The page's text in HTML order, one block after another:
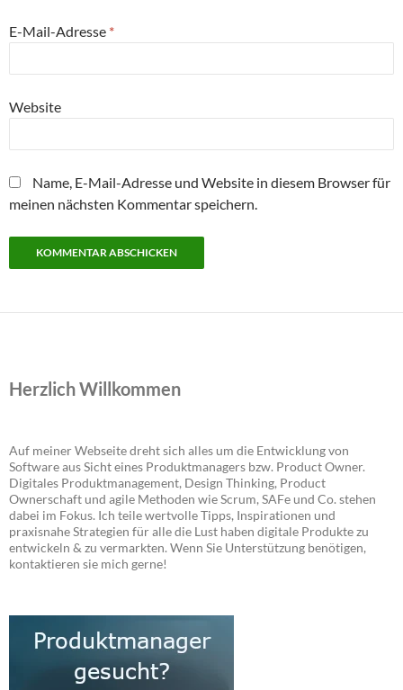
E-Mail-Adresse *
Website
Name, E-Mail-Adresse und Website in diesem Browser für
meinen nächsten Kommentar speichern.
Herzlich Willkommen
Auf meiner Webseite dreht sich alles um die Entwicklung von
Software aus Sicht eines Produktmanagers bzw. Product Owner.
Digitales Produktmanagement, Design Thinking, Product
Ownerschaft und agile Methoden wie Scrum, SAFe und Co. stehen
dabei im Fokus. Ich teile wertvolle Tipps, Inspirationen und
praxisnahe Strategien für alle die Lust haben digitale Produkte zu
entwickeln & zu vermarkten. Wenn Sie Unterstützung benötigen,
kontaktieren sie mich gerne!